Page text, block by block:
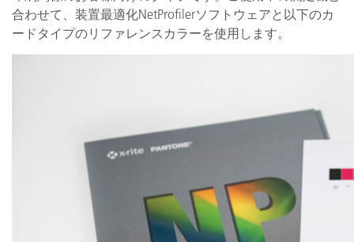
合わせて、装置最適化NetProfilerソフトウェアと以下のカ
ードタイプのリファレンスカラーを使用します。